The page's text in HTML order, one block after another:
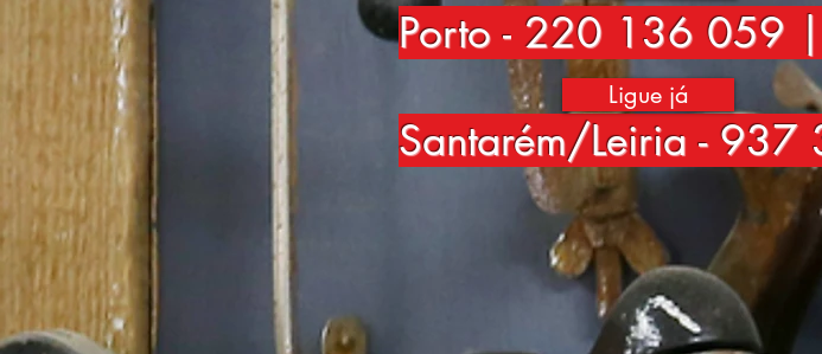
Porto - 220 136 059
Santarém/Leiria -
Ligue já